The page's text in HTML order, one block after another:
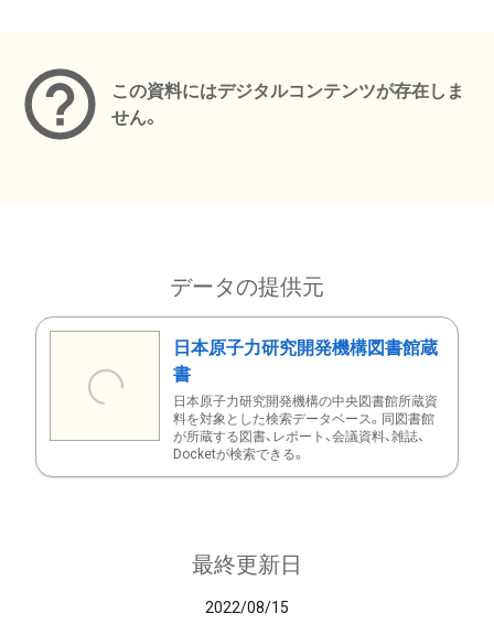
この資料にはデジタルコンテンツが存在しま
せん。
データの提供元
日本原子力研究開発機構図書館蔵
書
日本原子力研究開発機構の中央図書館所蔵資
料を対象とした検索データベース。同図書館
が所蔵する図書、レポート、会議資料、雑誌、
Docketが検索できる。
最終更新日
2022/08/15